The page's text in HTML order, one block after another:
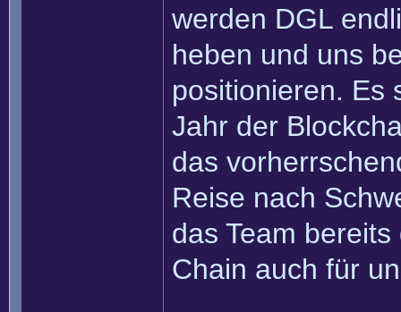
werden DGL
heben und uns
positionieren. Es
Jahr der
das
Reise nach
das Team
Chain auch für